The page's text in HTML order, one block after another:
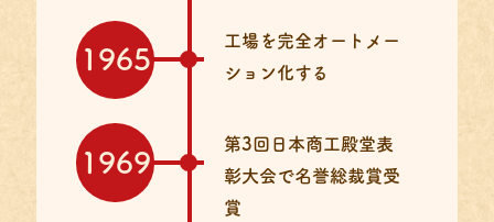
1965
工場を完全オートメー
ション化する
1969
第3回日本商工殿堂表
彰大会で名誉総裁賞受
賞